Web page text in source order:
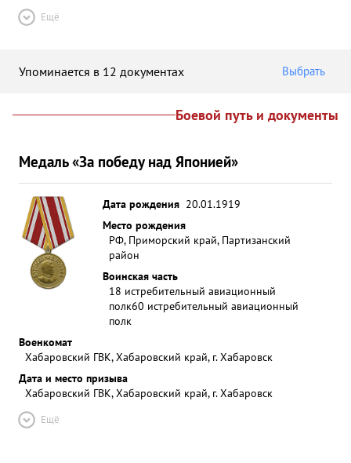
Ещё
Упоминается в 12 документах Выбрать
Боевой путь и документы
Медаль «За победу над Японией»
Дата рождения 20.01.1919
Место рождения
РФ, Приморский край, Партизанский
район
Воинская часть
18 истребительный авиационный
полк60 истребительный авиационный
полк
Военкомат
Хабаровский ГВК, Хабаровский край, г. Хабаровск
Дата и место призыва
Хабаровский ГВК, Хабаровский край, г. Хабаровск
Ещё